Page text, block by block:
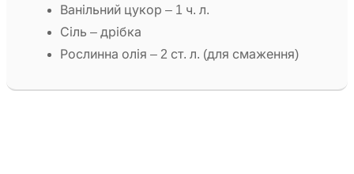
Ванільний цукор – 1 ч. л.
Сіль – дрібка
Рослинна олія – 2 ст. л. (для смаження)